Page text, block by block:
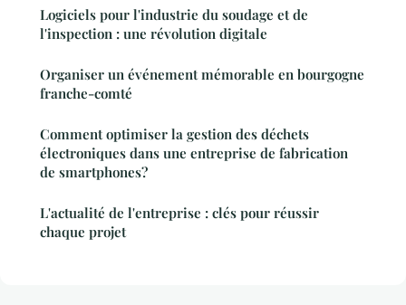
Logiciels pour l'industrie du soudage et de
l'inspection : une révolution digitale
Organiser un événement mémorable en bourgogne
franche-comté
Comment optimiser la gestion des déchets
électroniques dans une entreprise de fabrication
de smartphones?
L'actualité de l'entreprise : clés pour réussir
chaque projet